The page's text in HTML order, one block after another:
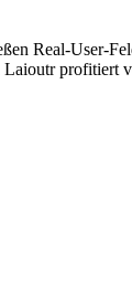
Real-User-
Laioutr profitiert